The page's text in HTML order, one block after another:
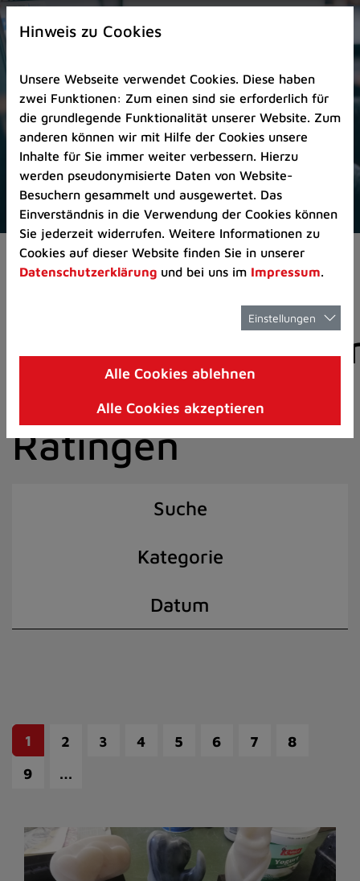
Zur
Startseite
Zum
Seitenanfang
springen
(Schnelltaste
A)
Zur
Navigation/Menü
springen
(Schnelltaste
M)
Zur
8)
I)
Aktuelles Pressemitteilungen
der Stadt
Ratingen
Suche
Kategorie
Datum
1 2 3 4 5 6 7
8
9
…
Hinweis zu Cookies
Unsere Webseite verwendet Cookies. Diese haben
zwei Funktionen: Zum einen sind sie erforderlich für
die grundlegende Funktionalität unserer Website. Zum
anderen können wir mit Hilfe der Cookies unsere
Inhalte für Sie immer weiter verbessern. Hierzu
werden pseudonymisierte Daten von Website-
Besuchern gesammelt und ausgewertet. Das
Einverständnis in die Verwendung der Cookies können
Sie jederzeit widerrufen. Weitere Informationen zu
Cookies auf dieser Website finden Sie in unserer
Datenschutzerklärung und bei uns im Impressum.
Einstellungen
Alle Cookies ablehnen
Alle Cookies akzeptieren